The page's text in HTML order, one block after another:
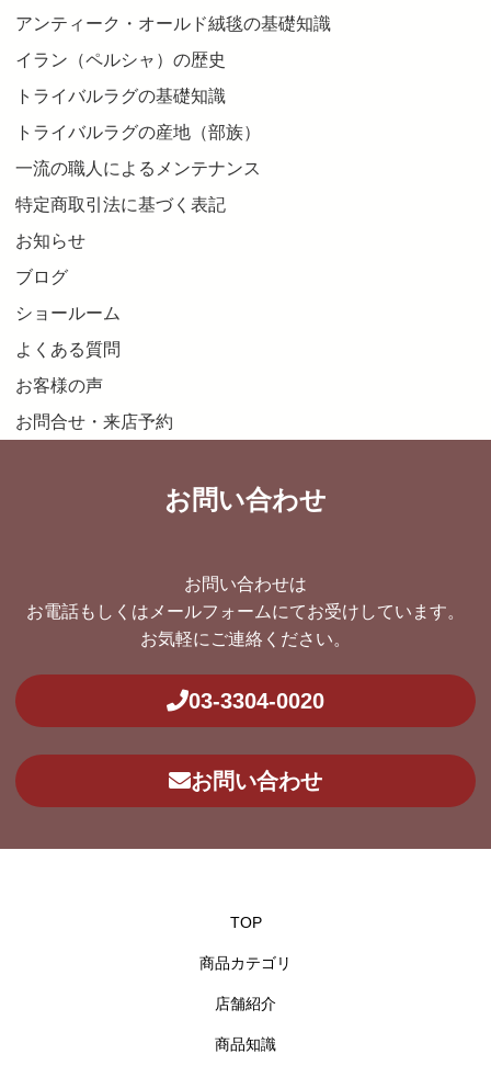
アンティーク・オールド絨毯の基礎知識
イラン（ペルシャ）の歴史
トライバルラグの基礎知識
トライバルラグの産地（部族）
一流の職人によるメンテナンス
特定商取引法に基づく表記
お知らせ
ブログ
ショールーム
よくある質問
お客様の声
お問合せ・来店予約
お問い合わせ
お問い合わせは
お電話もしくはメールフォームにてお受けしています。
お気軽にご連絡ください。
03-3304-0020
お問い合わせ
TOP
商品カテゴリ
店舗紹介
商品知識